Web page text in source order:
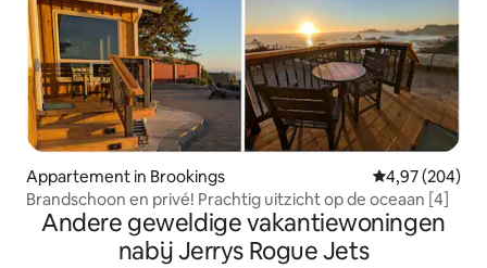
Appartement in Brookings Gemiddelde
4,97 (204)
Brandschoon en privé! Prachtig uitzicht op de oceaan [4]
Andere geweldige vakantiewoningen
nabij Jerrys Rogue Jets